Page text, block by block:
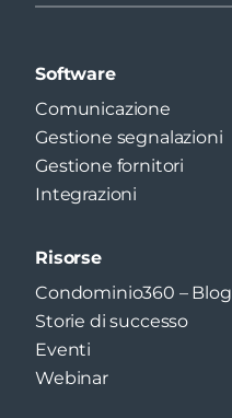
Software
Comunicazione
Gestione segnalazioni
Gestione fornitori
Integrazioni
Risorse
Condominio360 – Blog
Storie di successo
Eventi
Webinar